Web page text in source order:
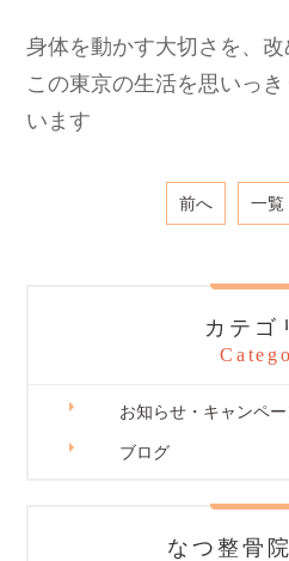
身体を動かす大切さを、改
この東京の生活を思いっ
います
前へ 一覧
カテゴ
お知らせ・キャンペー
ブログ
なつ整骨